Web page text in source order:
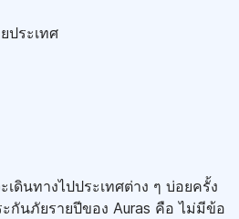
ประเทศ
ดินทางไปประเทศต่าง ๆ บ่อยครั้ง
กันภัยรายปีของ Auras คือ ไม่มีข้อ